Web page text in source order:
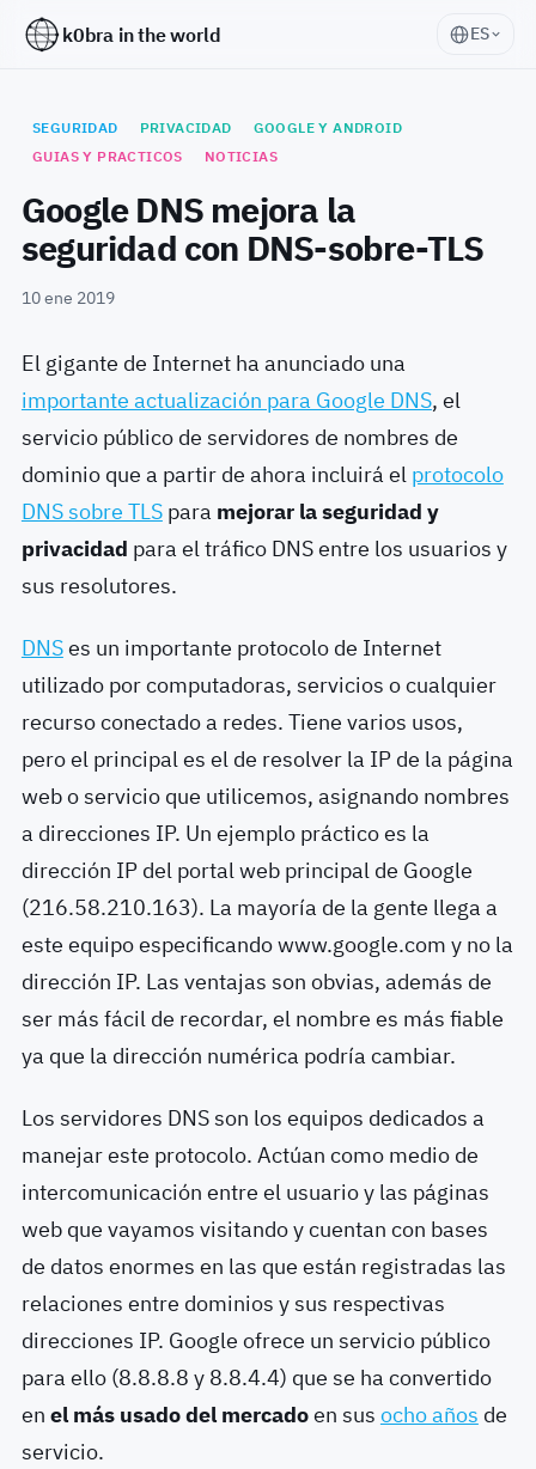
k0bra in the world ES
SEGURIDAD PRIVACIDAD
GOOGLE Y ANDROID
GUIAS Y PRACTICOS
NOTICIAS
Google DNS mejora la
seguridad con DNS-sobre-TLS
10 ene 2019
El gigante de Internet ha anunciado una
importante actualización para Google DNS, el
servicio público de servidores de nombres de
dominio que a partir de ahora incluirá el protocolo
DNS sobre TLSpara mejorar la seguridad y
privacidad para el tráfico DNS entre los usuarios y
sus resolutores.
DNSes un importante protocolo de Internet
utilizado por computadoras, servicios o cualquier
recurso conectado a redes. Tiene varios usos,
pero el principal es el de resolver la IP de la página
web o servicio que utilicemos, asignando nombres
a direcciones IP. Un ejemplo práctico es la
dirección IP del portal web principal de Google
(216.58.210.163). La mayoría de la gente llega a
este equipo especificando www.google.com y no la
dirección IP. Las ventajas son obvias, además de
ser más fácil de recordar, el nombre es más fiable
ya que la dirección numérica podría cambiar.
Los servidores DNS son los equipos dedicados a
manejar este protocolo. Actúan como medio de
intercomunicación entre el usuario y las páginas
web que vayamos visitando y cuentan con bases
de datos enormes en las que están registradas las
relaciones entre dominios y sus respectivas
direcciones IP. Google ofrece un servicio público
para ello (8.8.8.8 y 8.8.4.4) que se ha convertido
en el más usado del mercadoen sus ocho años de
servicio.